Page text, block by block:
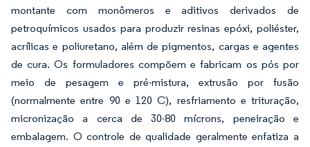
montante com monômeros e aditivos derivados de
petroquímicos usados para produzir resinas epóxi, poliéster,
acrílicas e poliuretano, além de pigmentos, cargas e agentes
de cura. Os formuladores compõem e fabricam os pós por
meio de pesagem e pré-mistura, extrusão por fusão
(normalmente entre 90 e 120 C), resfriamento e trituração,
micronização a cerca de 30-80 mícrons, peneiração e
embalagem. O controle de qualidade geralmente enfatiza a